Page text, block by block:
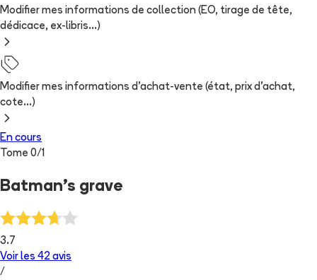
Modifier mes informations de collection (EO, tirage de tête,
dédicace, ex-libris...)
Modifier mes informations d'achat-vente (état, prix d'achat,
cote...)
En cours
Tome 0/1
Batman's grave
3.7
Voir les 42 avis
/